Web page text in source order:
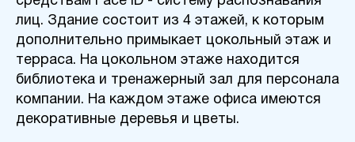
лиц. Здание состоит из 4 этажей, к которым
дополнительно примыкает цокольный этаж и
терраса. На цокольном этаже находится
библиотека и тренажерный зал для персонала
компании. На каждом этаже офиса имеются
декоративные деревья и цветы.